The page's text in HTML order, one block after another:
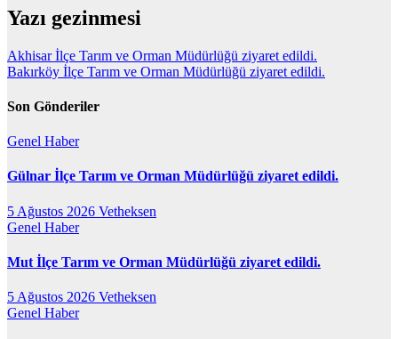
Yazı gezinmesi
Akhisar İlçe Tarım ve Orman Müdürlüğü ziyaret edildi.
Bakırköy İlçe Tarım ve Orman Müdürlüğü ziyaret edildi.
Son Gönderiler
Genel Haber
Gülnar İlçe Tarım ve Orman Müdürlüğü ziyaret edildi.
5 Ağustos 2026 Vetheksen
Genel Haber
Mut İlçe Tarım ve Orman Müdürlüğü ziyaret edildi.
5 Ağustos 2026 Vetheksen
Genel Haber